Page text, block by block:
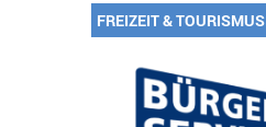
FREIZEIT & TOURISMUS